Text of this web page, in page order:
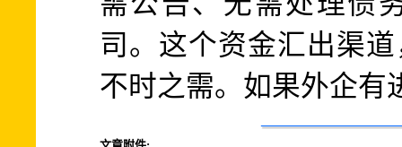
司。这个资金汇出渠
不时之需。如果外企有